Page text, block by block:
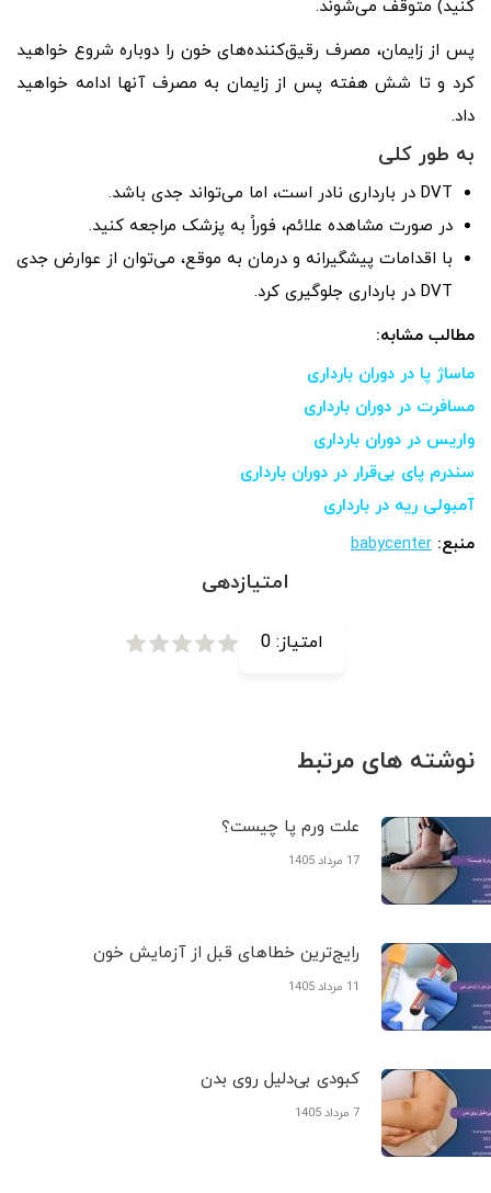
کنید) متوقف می‌شوند.
پس از زایمان، مصرف رقیق‌کننده‌های خون را دوباره شروع خواهید
کرد و تا شش هفته پس از زایمان به مصرف آنها ادامه خواهید
داد.
به طور کلی
DVT در بارداری نادر است، اما می‌تواند جدی باشد.
در صورت مشاهده علائم، فوراً به پزشک مراجعه کنید.
با اقدامات پیشگیرانه و درمان به موقع، می‌توان از عوارض جدی
DVT در بارداری جلوگیری کرد.
مطالب مشابه:
ماساژ پا در دوران بارداری
مسافرت در دوران بارداری
واریس در دوران بارداری
سندرم پای بی‌قرار در دوران بارداری
آمبولی ریه در بارداری
منبع: babycenter
امتیازدهی
امتیاز: 0
نوشته های مرتبط
علت ورم پا چیست؟
17 مرداد 1405
رایج‌ترین خطاهای قبل از آزمایش خون
11 مرداد 1405
کبودی‌ بی‌دلیل روی بدن
7 مرداد 1405